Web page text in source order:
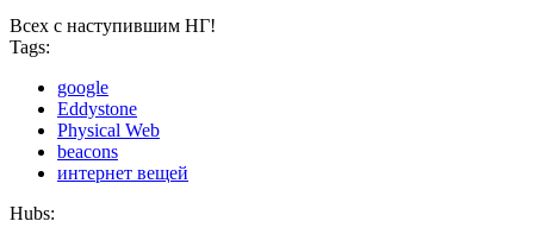
Всех с наступившим НГ!
Tags:
google
Eddystone
Physical Web
beacons
интернет вещей
Hubs: